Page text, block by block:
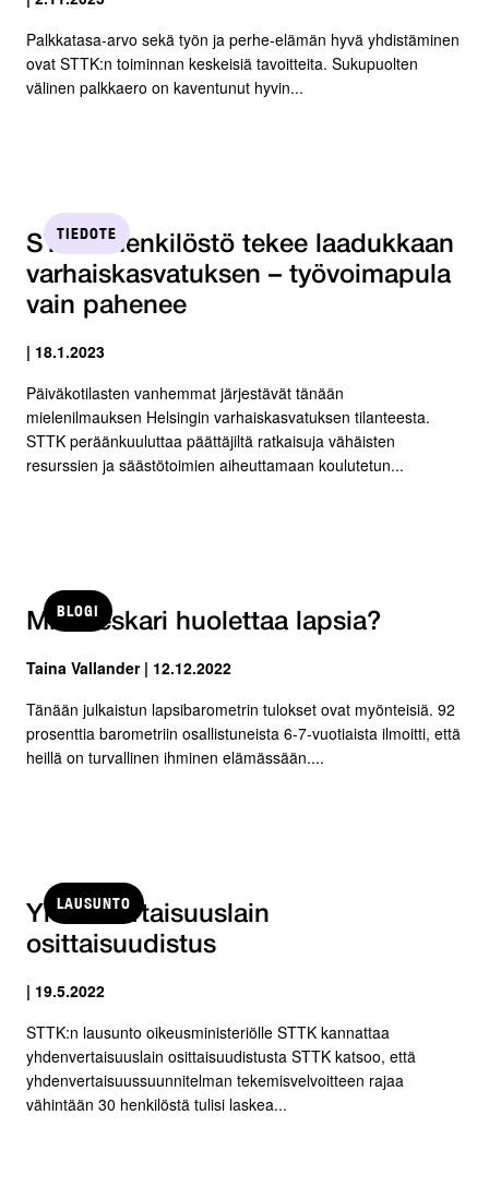
Palkkatasa-arvo sekä työn ja perhe-elämän hyvä yhdistäminen
ovat STTK:n toiminnan keskeisiä tavoitteita. Sukupuolten
välinen palkkaero on kaventunut hyvin...
TIEDOTE
STTK: Henkilöstö tekee laadukkaan
varhaiskasvatuksen – työvoimapula
vain pahenee
| 18.1.2023
Päiväkotilasten vanhemmat järjestävät tänään
mielenilmauksen Helsingin varhaiskasvatuksen tilanteesta.
STTK peräänkuuluttaa päättäjiltä ratkaisuja vähäisten
resurssien ja säästötoimien aiheuttamaan koulutetun...
BLOGI
Miksi eskari huolettaa lapsia?
Taina Vallander | 12.12.2022
Tänään julkaistun lapsibarometrin tulokset ovat myönteisiä. 92
prosenttia barometriin osallistuneista 6-7-vuotiaista ilmoitti, että
heillä on turvallinen ihminen elämässään....
LAUSUNTO
Yhdenvertaisuuslain
osittaisuudistus
| 19.5.2022
STTK:n lausunto oikeusministeriölle STTK kannattaa
yhdenvertaisuuslain osittaisuudistusta STTK katsoo, että
yhdenvertaisuussuunnitelman tekemisvelvoitteen rajaa
vähintään 30 henkilöstä tulisi laskea...